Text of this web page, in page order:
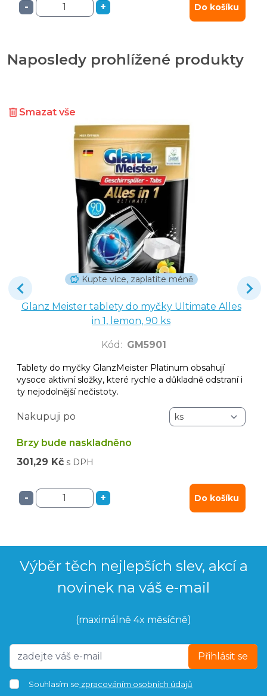
- + Do košíku
Naposledy prohlížené produkty
Smazat vše
Kupte více, zaplatíte méně
Glanz Meister tablety do myčky Ultimate Alles
in 1, lemon, 90 ks
Kód : GM5901
Tablety do myčky GlanzMeister Platinum obsahují
vysoce aktivní složky, které rychle a důkladně odstraní i
ty nejodolnější nečistoty.
Nakupuji po
Brzy bude naskladněno
301,29 Kč s DPH
- + Do košíku
Výběr těch nejlepších slev, akcí a
novinek na váš e-mail
(maximálně 4x měsíčně)
Přihlásit se
Souhlasím se zpracováním osobních údajů